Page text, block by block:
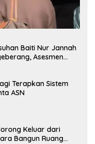
Baiti Nur Jannah
Asesmen
Terapkan Sistem
ASN
Keluar dari
Bangun Ruang